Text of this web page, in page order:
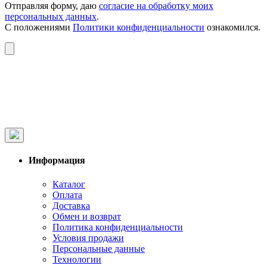
Отправляя форму, даю согласие на обработку моих
персональных данных.
С положениями Политики конфиденциальности ознакомился.
Информация
Каталог
Оплата
Доставка
Обмен и возврат
Политика конфиденциальности
Условия продажи
Персональные данные
Технологии